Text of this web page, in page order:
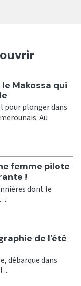
le Makossa qui
pour plonger dans
Au
femme pilote
!
dont le
de l'été
débarque dans